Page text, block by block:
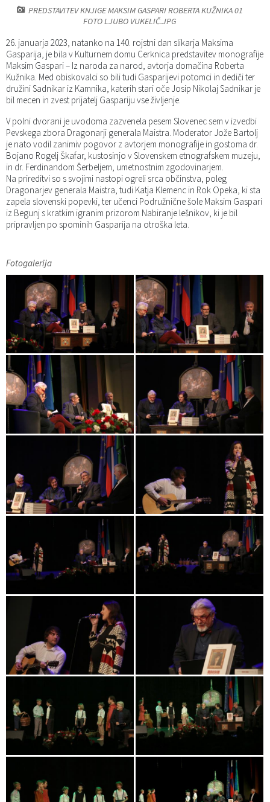
PREDSTAVITEV KNJIGE MAKSIM GASPARI ROBERTA KUŽNIKA 01
FOTO LJUBO VUKELIČ.JPG
26. januarja 2023, natanko na 140. rojstni dan slikarja Maksima
Gasparija, je bila v Kulturnem domu Cerknica predstavitev monografije
Maksim Gaspari – Iz naroda za narod, avtorja domačina Roberta
Kužnika. Med obiskovalci so bili tudi Gasparijevi potomci in dediči ter
družini Sadnikar iz Kamnika, katerih stari oče Josip Nikolaj Sadnikar je
bil mecen in zvest prijatelj Gaspariju vse življenje.
V polni dvorani je uvodoma zazvenela pesem Slovenec sem v izvedbi
Pevskega zbora Dragonarji generala Maistra. Moderator Jože Bartolj
je nato vodil zanimiv pogovor z avtorjem monografije in gostoma dr.
Bojano Rogelj Škafar, kustosinjo v Slovenskem etnografskem muzeju,
in dr. Ferdinandom Šerbeljem, umetnostnim zgodovinarjem.
Na prireditvi so s svojimi nastopi ogreli srca občinstva, poleg
Dragonarjev generala Maistra, tudi Katja Klemenc in Rok Opeka, ki sta
zapela slovenski popevki, ter učenci Podružnične šole Maksim Gaspari
iz Begunj s kratkim igranim prizorom Nabiranje lešnikov, ki je bil
pripravljen po spominih Gasparija na otroška leta.
Fotogalerija
Katalog informacij javnega značaja
Vizitka občine
Predsedniki političnih strank
Svet za preventivo in vzgojo v cestnem prometu
Služba za okolje in prostor
Služba za stanovanjsko dejavnost
Služba za civilno zaščito
Služba za družbene dejavnosti
Služba za gospodarstvo, turizem in kmetijstvo
Služba za šport
Služba za krajevne skupnosti
Občinski predpisi
Strategije in koncepti
Proračuni občine